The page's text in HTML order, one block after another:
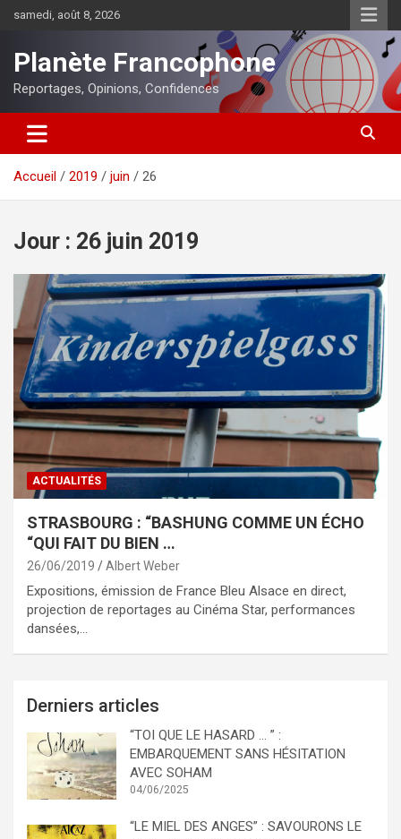
samedi, août 8, 2026
Planète Francophone
Reportages, Opinions, Confidences
Accueil 2019 juin 26
Jour : 26 juin 2019
ACTUALITÉS
STRASBOURG : “BASHUNG COMME UN ÉCHO
“QUI FAIT DU BIEN …
26/06/2019 Albert Weber
Expositions, émission de France Bleu Alsace en direct,
projection de reportages au Cinéma Star, performances
dansées,…
Derniers articles
“TOI QUE LE HASARD … ” :
EMBARQUEMENT SANS HÉSITATION
AVEC SOHAM
04/06/2025
“LE MIEL DES ANGES” : SAVOURONS LE